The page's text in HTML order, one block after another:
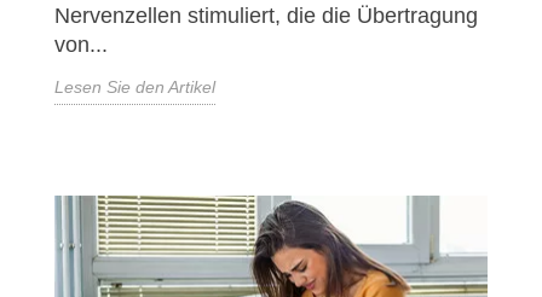
Nervenzellen stimuliert, die die Übertragung
von...
Lesen Sie den Artikel